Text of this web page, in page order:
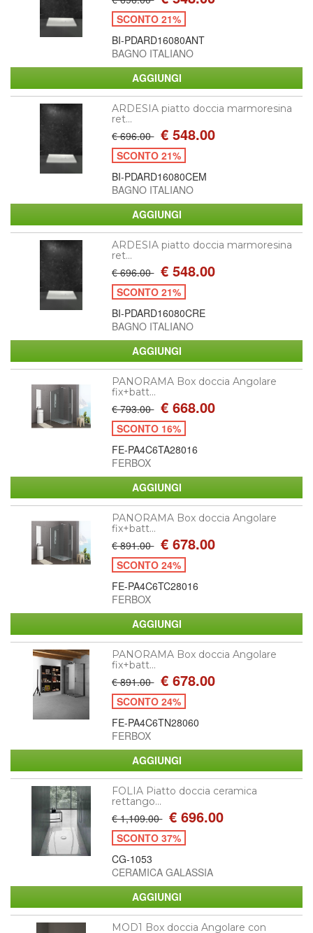
SCONTO 21%
BI-PDARD16080ANT
BAGNO ITALIANO
ARDESIA piatto doccia marmoresina
ret...
€ 696.00 € 548.00
SCONTO 21%
BI-PDARD16080CEM
BAGNO ITALIANO
ARDESIA piatto doccia marmoresina
ret...
€ 696.00 € 548.00
SCONTO 21%
BI-PDARD16080CRE
BAGNO ITALIANO
PANORAMA Box doccia Angolare
fix+batt...
€ 793.00 € 668.00
SCONTO 16%
FE-PA4C6TA28016
FERBOX
PANORAMA Box doccia Angolare
fix+batt...
€ 891.00 € 678.00
SCONTO 24%
FE-PA4C6TC28016
FERBOX
PANORAMA Box doccia Angolare
fix+batt...
€ 891.00 € 678.00
SCONTO 24%
FE-PA4C6TN28060
FERBOX
FOLIA Piatto doccia ceramica
rettango...
€ 1,109.00 € 696.00
SCONTO 37%
CG-1053
CERAMICA GALASSIA
MOD1 Box doccia Angolare con